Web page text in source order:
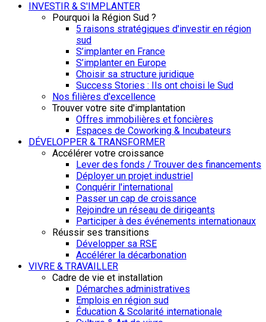
INVESTIR & S'IMPLANTER
Pourquoi la Région Sud ?
5 raisons stratégiques d'investir en région
sud
S’implanter en France
S’implanter en Europe
Choisir sa structure juridique
Success Stories : Ils ont choisi le Sud
Nos filières d'excellence
Trouver votre site d'implantation
Offres immobilières et foncières
Espaces de Coworking & Incubateurs
DÉVELOPPER & TRANSFORMER
Accélérer votre croissance
Lever des fonds / Trouver des financements
Déployer un projet industriel
Conquérir l'international
Passer un cap de croissance
Rejoindre un réseau de dirigeants
Participer à des événements internationaux
Réussir ses transitions
Développer sa RSE
Accélérer la décarbonation
VIVRE & TRAVAILLER
Cadre de vie et installation
Démarches administratives
Emplois en région sud
Éducation & Scolarité internationale